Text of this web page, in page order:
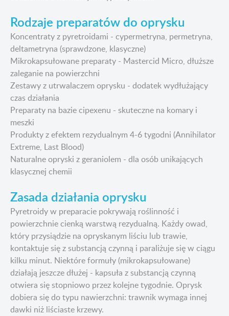
Rodzaje preparatów do oprysku
Koncentraty z pyretroidami - cypermetryna, permetryna,
deltametryna (sprawdzone, klasyczne)
Mikrokapsułowane preparaty - Mastercid Micro, dłuższe
zaleganie na powierzchni
Zestawy z utrwalaczem oprysku - dodatek wydłużający
czas działania
Preparaty na bazie cipexenu - skuteczne na komary i
meszki
Produkty z efektem rezydualnym 4-6 tygodni (Annihilator
Extreme, Last Blood)
Naturalne opryski z geraniolem - dla osób unikających
klasycznej chemii
Zasada działania oprysku
Pyretroidy w preparacie pokrywają roślinność i
powierzchnie cienką warstwą rezydualną. Każdy owad,
który przysiądzie na opryskanym liściu lub trawie,
kontaktuje się z substancją czynną i paraliżuje się w ciągu
kilku minut. Niektóre formuły (mikrokapsułowane)
działają jeszcze dłużej - kapsuła z substancją czynną
otwiera się stopniowo przez kolejne tygodnie. Oprysk
dobiera się do typu nawierzchni: trawnik wymaga innej
dawki niż liściaste krzewy.